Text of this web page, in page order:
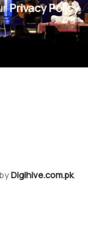
Privacy Policy
Digihive.com.pk.